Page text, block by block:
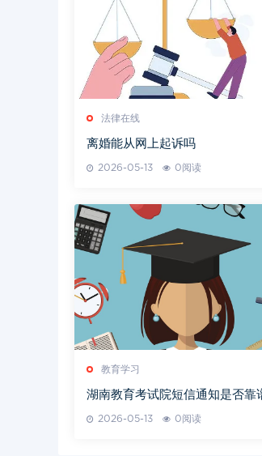
法律在线
离婚能从网上起诉吗
2026-05-13 0阅读
教育学习
湖南教育考试院短信通知是否靠
2026-05-13 0阅读